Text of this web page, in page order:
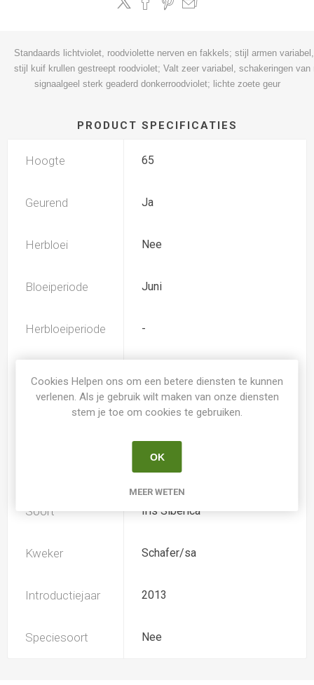
Standaards lichtviolet, roodviolette nerven en fakkels; stijl armen
stijl kuif krullen gestreept roodviolet; Valt zeer variabel, schakeringen
signaalgeel sterk geaderd donkerroodviolet; lichte zoete geur
PRODUCT SPECIFICATIES
Hoogte 65
Geurend Ja
Herbloei Nee
Bloeiperiode Juni
Herbloeiperiode -
blauw-paars
Soort Iris Siberica
Kweker Schafer/sa
Introductiejaar 2013
Speciesoort Nee
Cookies Helpen ons om een betere diensten te kunnen
verlenen. Als je gebruik wilt maken van onze diensten
stem je toe om cookies te gebruiken.
OK
MEER WETEN